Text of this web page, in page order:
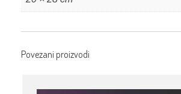
Povezani proizvodi